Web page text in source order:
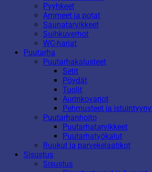
Pyyhkeet
Ammeet ja potat
Saunatarvikkeet
Suihkuverhot
WC-harjat
Puutarha
Puutarhakalusteet
Setit
Pöydät
Tuolit
Aurinkovarjot
Pehmusteet ja
Puutarhanhoito
Puutarhatarvikkeet
Puutarhatyökalut
Ruukut ja parvekelaatikot
Sisustus
Sisustus